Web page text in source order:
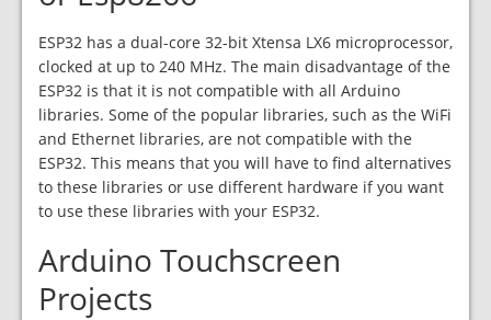
ESP32 has a dual-core 32-bit Xtensa LX6 microprocessor,
clocked at up to 240 MHz. The main disadvantage of the
ESP32 is that it is not compatible with all Arduino
libraries. Some of the popular libraries, such as the WiFi
and Ethernet libraries, are not compatible with the
ESP32. This means that you will have to find alternatives
to these libraries or use different hardware if you want
to use these libraries with your ESP32.
Arduino Touchscreen
Projects